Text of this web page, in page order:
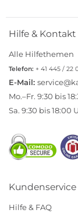
Hilfe & Kontakt
Alle Hilfethemen
Telefon: + 41 445 / 22
E-Mail:
Mo.–Fr. 9:30 bis
Sa. 9:30 bis 18:00
Kundenservice
Hilfe & FAQ